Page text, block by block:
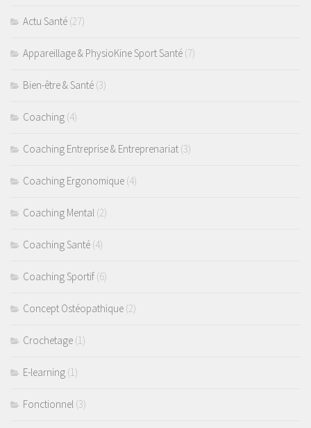
Actu Santé (27)
Appareillage & PhysioKine Sport Santé (7)
Bien-être & Santé (3)
Coaching (4)
Coaching Entreprise & Entreprenariat (3)
Coaching Ergonomique (4)
Coaching Mental (2)
Coaching Santé (4)
Coaching Sportif (6)
Concept Ostéopathique (2)
Crochetage (1)
E-learning (1)
Fonctionnel (3)